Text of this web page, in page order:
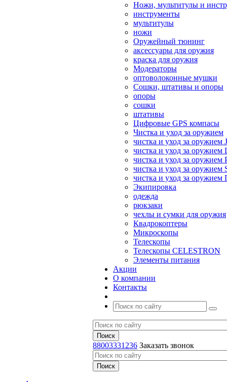
Ножи, мультитулы и
инструменты
мультитулы
ножи
Оружейный тюнинг
аксессуары для оружия
краска для оружия
Модераторы
оптоволоконные мушки
Сошки, штативы и опоры
опоры
сошки
штативы
Цифровые GPS компасы
Чистка и уход за оружием
чистка и уход за оружием
чистка и уход за оружием
чистка и уход за оружием
чистка и уход за оружием
чистка и уход за
Экипировка
одежда
рюкзаки
чехлы и сумки для оружия
Квадрокоптеры
Микроскопы
Телескопы
Телескопы CELESTRON
Элементы питания
Акции
О компании
Контакты
88003331236 Заказать звонок